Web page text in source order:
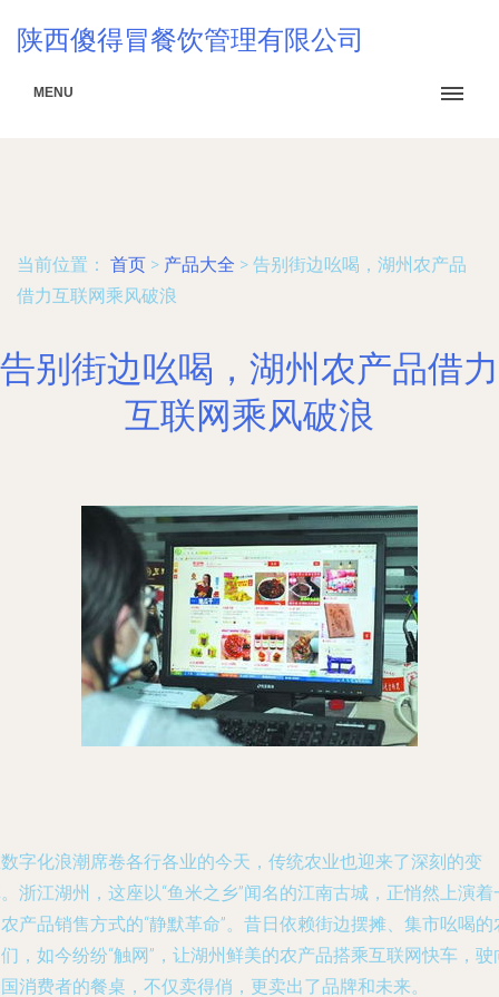
陕西傻得冒餐饮管理有限公司
MENU
当前位置： 首页 > 产品大全 > 告别街边吆喝，湖州农产品
借力互联网乘风破浪
告别街边吆喝，湖州农产品借力
互联网乘风破浪
字化浪潮席卷各行各业的今天，传统农业也迎来了深刻的变
浙江湖州，这座以“鱼米之乡”闻名的江南古城，正悄然上演着
产品销售方式的“静默革命”。昔日依赖街边摆摊、集市吆喝的
，如今纷纷“触网”，让湖州鲜美的农产品搭乘互联网快车，驶
消费者的餐桌，不仅卖得俏，更卖出了品牌和未来。